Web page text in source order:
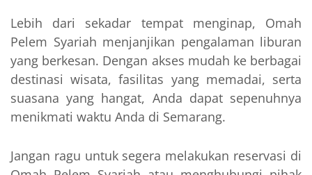
Lebih dari sekadar tempat menginap, Omah
Pelem Syariah menjanjikan pengalaman liburan
yang berkesan. Dengan akses mudah ke berbagai
destinasi wisata, fasilitas yang memadai, serta
suasana yang hangat, Anda dapat sepenuhnya
menikmati waktu Anda di Semarang.
Jangan ragu untuk segera melakukan reservasi di